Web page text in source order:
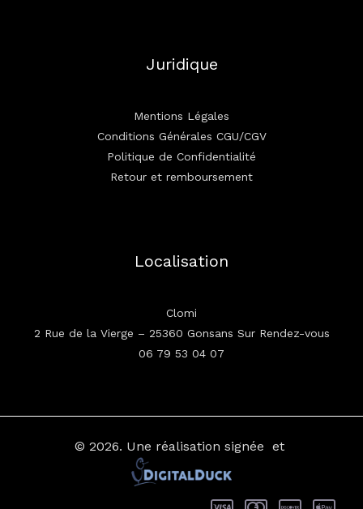
Juridique
Mentions Légales
Conditions Générales CGU/CGV
Politique de Confidentialité
Retour et remboursement
Localisation
Clomi
2 Rue de la Vierge – 25360 Gonsans Sur Rendez-vous
06 79 53 04 07
© 2026. Une réalisation signée et